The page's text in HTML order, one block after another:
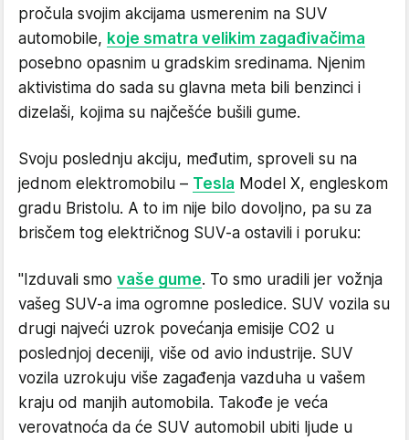
pročula svojim akcijama usmerenim na SUV
automobile, koje smatra velikim zagađivačima
posebno opasnim u gradskim sredinama. Njenim
aktivistima do sada su glavna meta bili benzinci i
dizelaši, kojima su najčešće bušili gume.
Svoju poslednju akciju, međutim, sproveli su na
jednom elektromobilu – Tesla Model X, engleskom
gradu ​​Bristolu. A to im nije bilo dovoljno, pa su za
brisčem tog električnog SUV-a ostavili i poruku:
"Izduvali smo vaše gume. To smo uradili jer vožnja
vašeg SUV-a ima ogromne posledice. SUV vozila su
drugi najveći uzrok povećanja emisije CO2 u
poslednjoj deceniji, više od avio industrije. SUV
vozila uzrokuju više zagađenja vazduha u vašem
kraju od manjih automobila. Takođe je veća
verovatnoća da će SUV automobil ubiti ljude u